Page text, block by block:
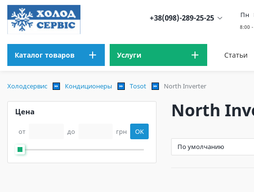
+38(098)-289-25-25 Пн
Каталог товаров Услуги Статьи
Холодсервис Кондиционеры Tosot North Inverter
Цена
от до грн OK
North